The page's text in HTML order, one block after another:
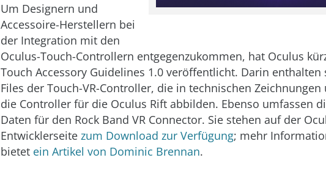
Um Designern und
Accessoire-Herstellern bei
der Integration mit den
Oculus-Touch-Controllern entgegenzukommen, hat Oculus
Touch Accessory Guidelines 1.0 veröffentlicht. Darin enthalten
Files der Touch-VR-Controller, die in technischen Zeichnungen
die Controller für die Oculus Rift abbilden. Ebenso umfassen
Daten für den Rock Band VR Connector. Sie stehen auf der
Entwicklerseite zum Download zur Verfügung; mehr
bietet ein Artikel von Dominic Brennan.